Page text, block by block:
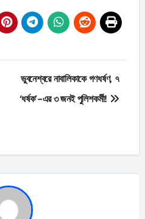
ভুবনেশ্বরে নাবালিকাকে গণধর্ষণ, ৭
‘ধর্ষক’-এর ৩ জনই পুলিশকর্মী!